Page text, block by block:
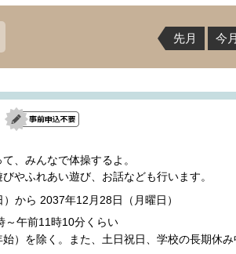
先月 今月
、みんなで体操するよ。
やふれあい遊び、お話なども行います。
から 2037年12月28日（月曜日）
～午前11時10分くらい
）を除く。また、土日祝日、学校の長期休